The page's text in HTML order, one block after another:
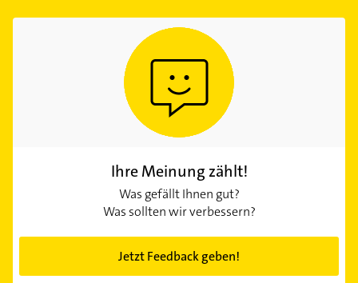
Ihre Meinung zählt!
Was gefällt Ihnen gut?
Was sollten wir verbessern?
Jetzt Feedback geben!